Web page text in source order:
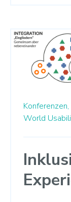
Konferenzen,
World